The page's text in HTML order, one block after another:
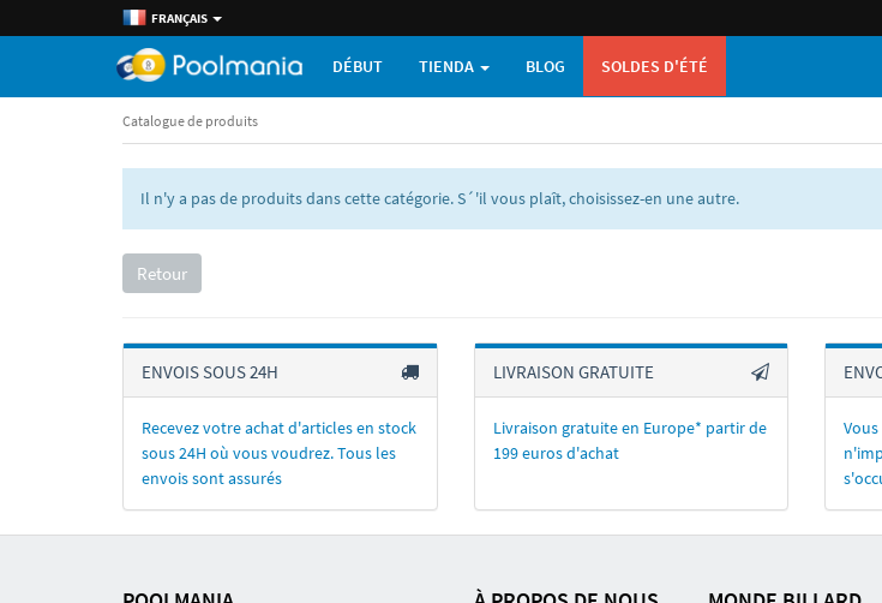
FRANÇAIS
DÉBUT TIENDA BLOG SOLDES D'ÉTÉ
Catalogue de produits
Il n'y a pas de produits dans cette catégorie. S´'il vous plaît, choisissez-en une autre.
Retour
ENVOIS SOUS 24H
Recevez votre achat d'articles en stock
sous 24H où vous voudrez. Tous les
envois sont assurés
LIVRAISON GRATUITE
Livraison gratuite en Europe* partir de
199 euros d'achat